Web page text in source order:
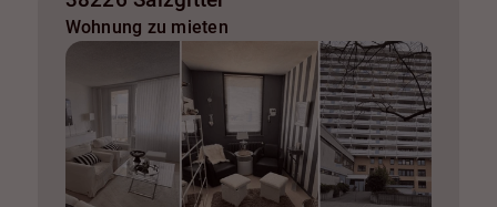
Wohnung zu mieten